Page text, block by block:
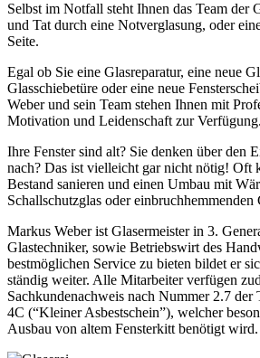
Selbst im Notfall steht Ihnen das Team der
und Tat durch eine Notverglasung, oder
Seite.
Egal ob Sie eine Glasreparatur, eine neue
Glasschiebetüre oder eine neue
Weber und sein Team stehen Ihnen mit
Motivation und Leidenschaft zur Verfügung.
Ihre Fenster sind alt? Sie denken über den
nach? Das ist vielleicht gar nicht nötig! Oft
Bestand sanieren und einen Umbau mit
Schallschutzglas oder einbruchhemmenden
Markus Weber ist Glasermeister in 3.
Glastechniker, sowie Betriebswirt des
bestmöglichen Service zu bieten bildet er
ständig weiter. Alle Mitarbeiter verfügen
Sachkundenachweis nach Nummer 2.7
4C (“Kleiner Asbestschein”), welcher
Ausbau von altem Fensterkitt benötigt wird.